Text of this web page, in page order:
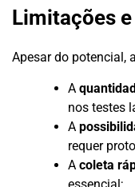
Limitações
Apesar do potencial,
A
nos testes
A
requer
A coleta